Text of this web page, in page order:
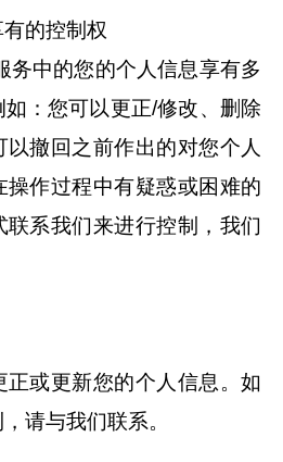
的控制权
务中的您的个人信息享有多
：您可以更正/修改、删除
撤回之前作出的对您个人
作过程中有疑惑或困难的
系我们来进行控制，我们
或更新您的个人信息。如
请与我们联系。